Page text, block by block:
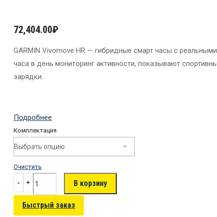
72,404.00₽
GARMIN Vivomove HR — гибридные смарт часы с
часа в день мониторинг активности, показывают
зарядки.
Подробнее
Комплектация
Очистить
В корзину
Быстрый заказ